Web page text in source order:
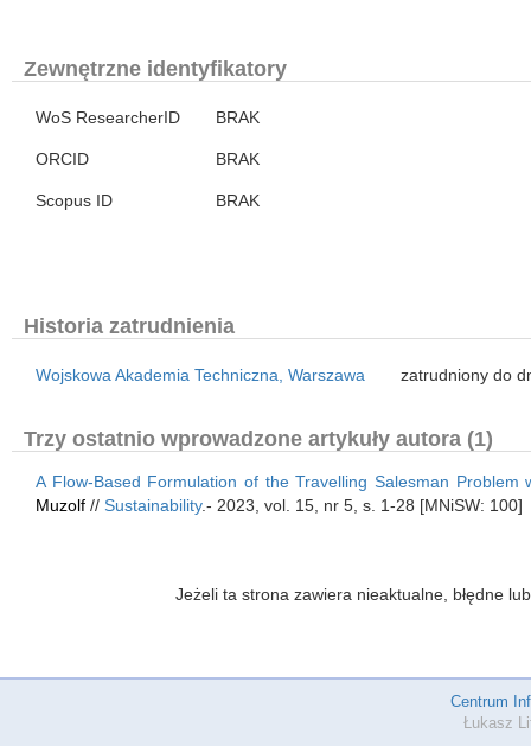
Zewnętrzne identyfikatory
WoS ResearcherID BRAK
ORCID BRAK
Scopus ID BRAK
Historia zatrudnienia
Wojskowa Akademia Techniczna, Warszawa zatrudniony do
Trzy ostatnio wprowadzone artykuły autora (1)
A Flow-Based Formulation of the Travelling Salesman Problem
Muzolf // Sustainability.- 2023, vol. 15, nr 5, s. 1-28 [MNiSW: 100]
Jeżeli ta strona zawiera nieaktualne, błędne
Centrum
Łukasz